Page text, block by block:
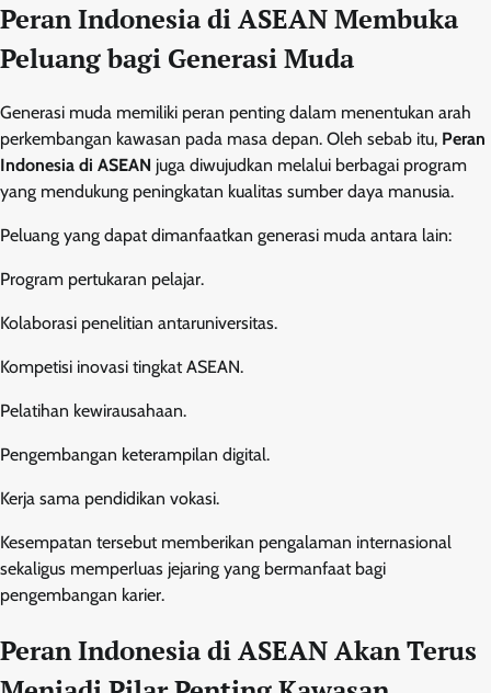
Peran Indonesia di ASEAN Membuka
Peluang bagi Generasi Muda
Generasi muda memiliki peran penting dalam menentukan arah
perkembangan kawasan pada masa depan. Oleh sebab itu, Peran
Indonesia di ASEAN juga diwujudkan melalui berbagai program
yang mendukung peningkatan kualitas sumber daya manusia.
Peluang yang dapat dimanfaatkan generasi muda antara lain:
Program pertukaran pelajar.
Kolaborasi penelitian antaruniversitas.
Kompetisi inovasi tingkat ASEAN.
Pelatihan kewirausahaan.
Pengembangan keterampilan digital.
Kerja sama pendidikan vokasi.
Kesempatan tersebut memberikan pengalaman internasional
sekaligus memperluas jejaring yang bermanfaat bagi
pengembangan karier.
Peran Indonesia di ASEAN Akan Terus